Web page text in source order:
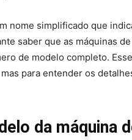
nome simplificado que
saber que as máquinas
de modelo completo.
para entender os
da máquina